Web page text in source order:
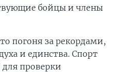
бойцы и члены
погоня за рекордами,
и единства. Спорт
проверки